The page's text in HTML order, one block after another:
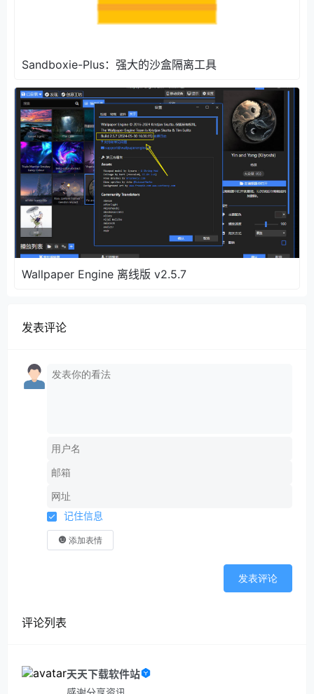
Sandboxie-Plus：强大的沙盒隔离工具
Wallpaper Engine 离线版 v2.5.7
发表评论
记住信息
添加表情
发表评论
评论列表
天天下载软件站